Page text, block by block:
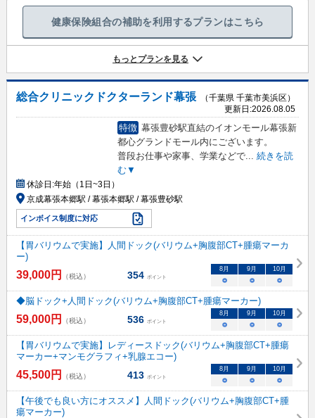
健康保険組合の補助を利用するプランはこちら
もっとプランを見る
総合クリニックドクターランド幕張
（千葉県 千葉市美浜区）
更新日:2026.08.05
特徴 幕張豊砂駅直結のイオンモール幕張新
都心グランドモール内にございます。
普段お仕事や家事、学業などで...
続きを読
む▼
休診日:年始（1日~3日）
京成幕張本郷駅 / 幕張本郷駅 / 幕張豊砂駅
インボイス制度に対応
【胃バリウムで実施】人間ドック(バリウム+胸腹部CT+腫瘍マーカ
ー)
39,000円 （税込） 354 ポイント
8 月 9 月 10月
○ ○ ○
◆脳ドック+人間ドック(バリウム+胸腹部CT+腫瘍マーカー)
59,000円 （税込） 536 ポイント
8 月 9 月 10月
○ ○ ○
【胃バリウムで実施】レディースドック(バリウム+胸腹部CT+腫瘍
マーカー+マンモグラフィ+乳腺エコー)
45,500円 （税込） 413 ポイント
8 月 9 月 10月
○ ○ ○
【午後でも良い方にオススメ】人間ドック(バリウム+胸腹部CT+腫
瘍マーカー)